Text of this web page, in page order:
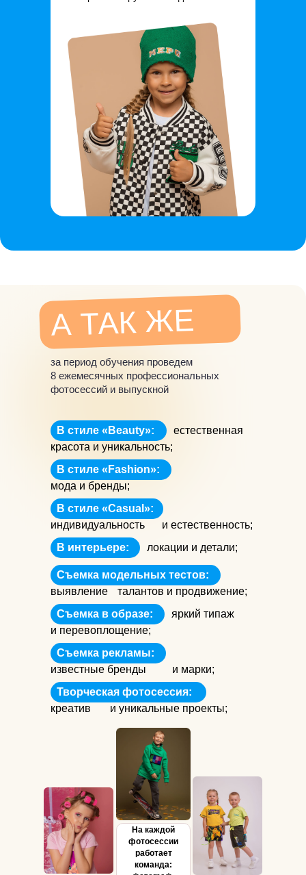
А ТАК ЖЕ
за период обучения проведем
8 ежемесячных профессиональных
фотосессий и выпускной
В стиле «Вeauty»:
естественная
красота и уникальность;
В стиле «Fashion»:
мода и бренды;
В стиле «Casual»:
индивидуальность
и естественность;
В интерьере:
локации и детали;
Съемка модельных тестов:
выявление
талантов и продвижение;
Съемка в образе:
яркий типаж
и перевоплощение;
Съемка рекламы:
известные бренды
и марки;
Творческая фотосессия:
креатив
и уникальные проекты;
На каждой
фотосессии
работает
команда: